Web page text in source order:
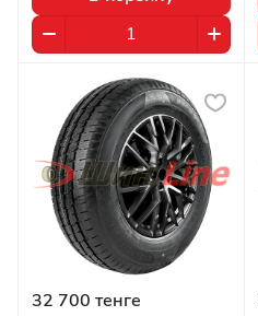
32 700 тенге